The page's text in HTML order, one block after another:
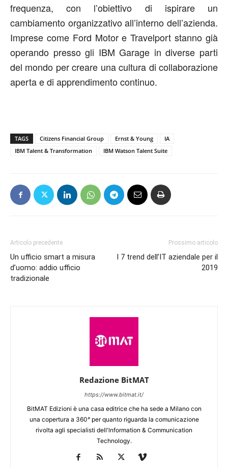
frequenza, con l’obiettivo di ispirare un
cambiamento organizzativo all’interno dell’azienda.
Imprese come Ford Motor e Travelport stanno già
operando presso gli IBM Garage in diverse parti
del mondo per creare una cultura di collaborazione
aperta e di apprendimento continuo.
TAGS Citizens Financial Group Ernst & Young
IA
IBM Talent & Transformation
IBM Watson Talent Suite
Articolo precedente
Un ufficio smart a misura
d’uomo: addio ufficio
tradizionale
Prossimo articolo
I 7 trend dell’IT aziendale per il
2019
Redazione BitMAT
https://www.bitmat.it/
BitMAT Edizioni è una casa editrice che ha sede a Milano con
una copertura a 360° per quanto riguarda la comunicazione
rivolta agli specialisti dell'lnformation & Communication
Technology.